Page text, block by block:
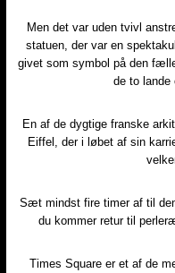
Men det var uden tvivl
statuen, der var en
givet som symbol på den
de to lande
En af de dygtige franske
Eiffel, der i løbet af sin
Sæt mindst fire timer af til
du kommer retur til
Times Square er et af de